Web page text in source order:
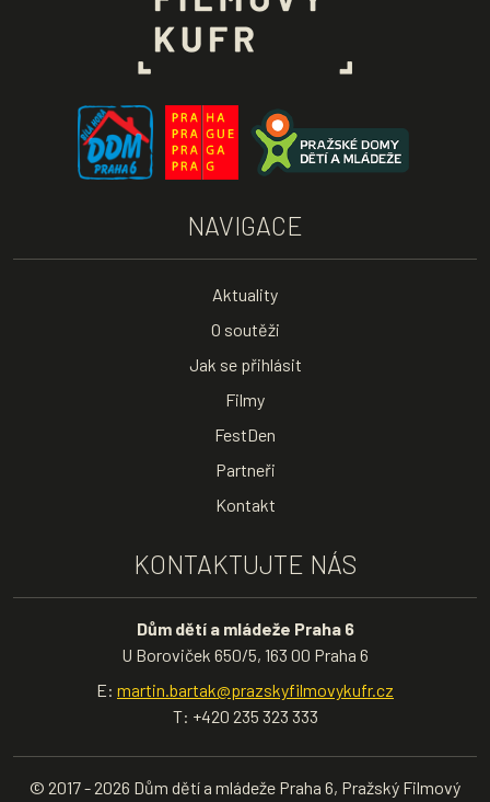
NAVIGACE
Aktuality
O soutěži
Jak se přihlásit
Filmy
FestDen
Partneři
Kontakt
KONTAKTUJTE NÁS
Dům dětí a mládeže Praha 6
U Boroviček 650/5, 163 00 Praha 6
E: martin.bartak@prazskyfilmovykufr.cz
T: +420 235 323 333
© 2017 - 2026 Dům dětí a mládeže Praha 6, Pražský Filmový